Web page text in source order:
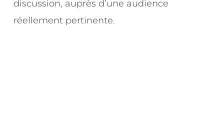
discussion, auprès d’une audience
réellement pertinente.